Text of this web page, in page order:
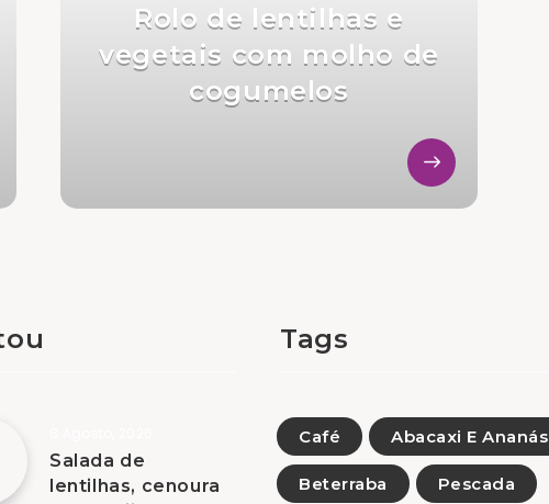
Rolo de lentilhas e
vegetais com molho de
cogumelos
Salada de
lentilhas, cenoura
Tags
Café Abacaxi E Ananás
Beterraba Pescada